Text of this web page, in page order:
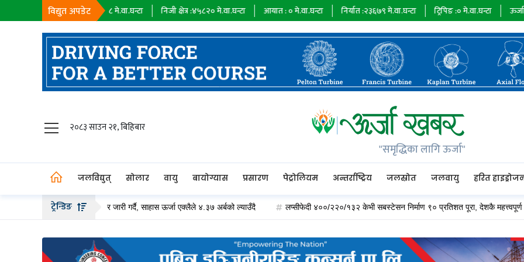
विद्युत अपडेट
सहायक कम्पनी :१८३९८मे.वा.घन्टा निजी क्षेत्र : ४५८२०मे.वा.घन्टा आयात : मे.वा.घन्टा निर्यात : २३६७९मे.वा.घन्टा ट्रिपिङ : मे.वा.घन्टा ऊर्जा माग :
२०८३ साउन २१, बिहिबार
"समृद्धिका लागि ऊर्जा"
जलविद्युत् सोलार वायु बायोग्यास प्रसारण पेट्रोलियम अन्तर्राष्ट्रिय जलस्रोत जलवायु हरित
वायु
बायोग्यास
पेट्रोलियम
ट्रेन्डिङ
अर्ब बढीको हकप्रद सेयर जारी गर्दै, साहास ऊर्जा एक्लैले ४.३७ अर्बको ल्याउँदै लप्सीफेदी ४००/२२०/१३२ केभी सबस्टेसन निर्माण ९० प्रतिशत पूरा, देशकै महत्त्वपूर्ण विद्युत्